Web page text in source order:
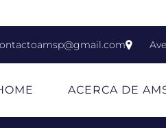
ACERCA DE